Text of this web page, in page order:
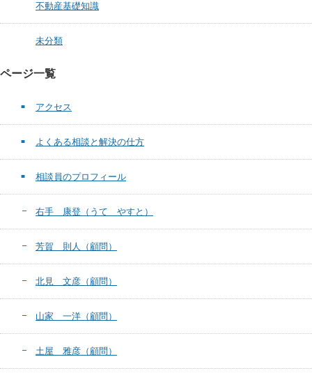
不動産基礎知識
未分類
ページ一覧
アクセス
よくある相談と解決の仕方
相談員のプロフィール
右手 康登（うて やすと）
芳賀 則人（顧問）
北見 文彦（顧問）
山家 一洋（顧問）
土屋 雅彦（顧問）